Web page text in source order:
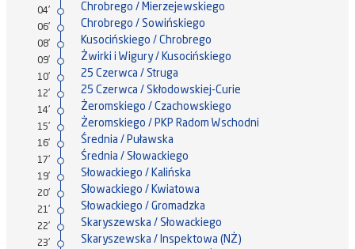
04' Chrobrego / Mierzejewskiego
06' Chrobrego / Sowińskiego
08' Kusocińskiego / Chrobrego
09' Żwirki i Wigury / Kusocińskiego
10' 25 Czerwca / Struga
12' 25 Czerwca / Skłodowskiej-Curie
14' Żeromskiego / Czachowskiego
15' Żeromskiego / PKP Radom Wschodni
16' Średnia / Puławska
17' Średnia / Słowackiego
19' Słowackiego / Kalińska
20' Słowackiego / Kwiatowa
21' Słowackiego / Gromadzka
22' Skaryszewska / Słowackiego
23' Skaryszewska / Inspektowa (NŻ)